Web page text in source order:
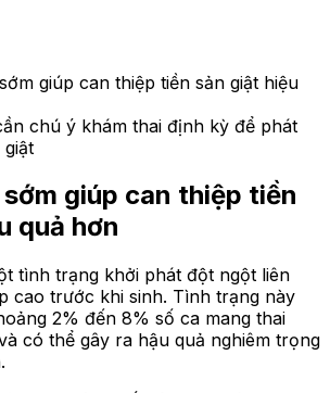
giúp can thiệp tiền sản giật hiệu
chú ý khám thai định kỳ để phát
giật
sớm giúp can thiệp tiền
quả hơn
tình trạng khởi phát đột ngột liên
cao trước khi sinh. Tình trạng này
2% đến 8% số ca mang thai
có thể gây ra hậu quả nghiêm trọng